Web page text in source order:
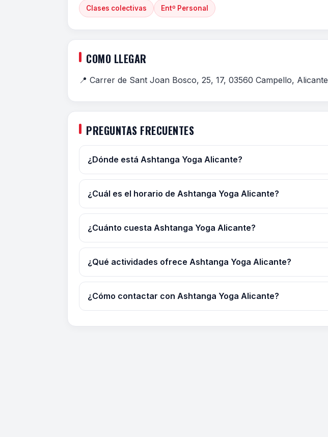
Clases colectivas Entº Personal
COMO LLEGAR
📍 Carrer de Sant Joan Bosco, 25, 17, 03560 Campello, Alicante
PREGUNTAS FRECUENTES
¿Dónde está Ashtanga Yoga Alicante?
¿Cuál es el horario de Ashtanga Yoga Alicante?
¿Cuánto cuesta Ashtanga Yoga Alicante?
¿Qué actividades ofrece Ashtanga Yoga Alicante?
¿Cómo contactar con Ashtanga Yoga Alicante?